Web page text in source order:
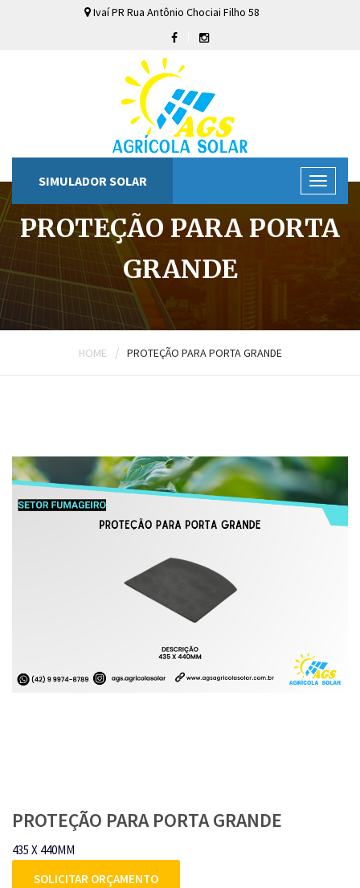
IvaíPR Rua Antônio Chociai Filho 58
SIMULADOR SOLAR
PROTEÇÃO PARA PORTA
GRANDE
HOME / PROTEÇÃO PARA PORTA GRANDE
PROTEÇÃO PARA PORTA GRANDE
435 X 440MM
SOLICITAR ORÇAMENTO